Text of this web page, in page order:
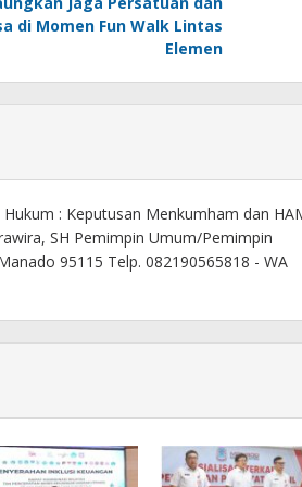
di Momen Fun Walk Lintas
Elemen
: Keputusan Menkumham dan
SH Pemimpin Umum/Pemimpin
95115 Telp. 082190565818 - WA